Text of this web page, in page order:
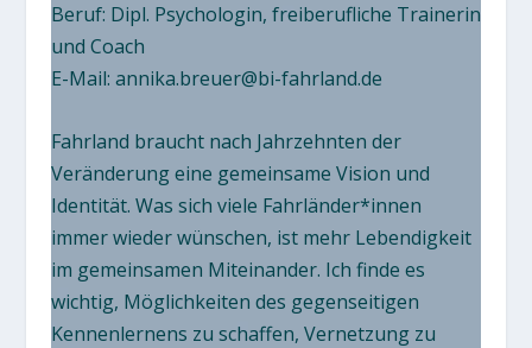
Beruf: Dipl. Psychologin, freiberufliche Trainerin
und Coach
E-Mail: annika.breuer@bi-fahrland.de
Fahrland braucht nach Jahrzehnten der
Veränderung eine gemeinsame Vision und
Identität. Was sich viele Fahrländer*innen
immer wieder wünschen, ist mehr Lebendigkeit
im gemeinsamen Miteinander. Ich finde es
wichtig, Möglichkeiten des gegenseitigen
Kennenlernens zu schaffen, Vernetzung zu